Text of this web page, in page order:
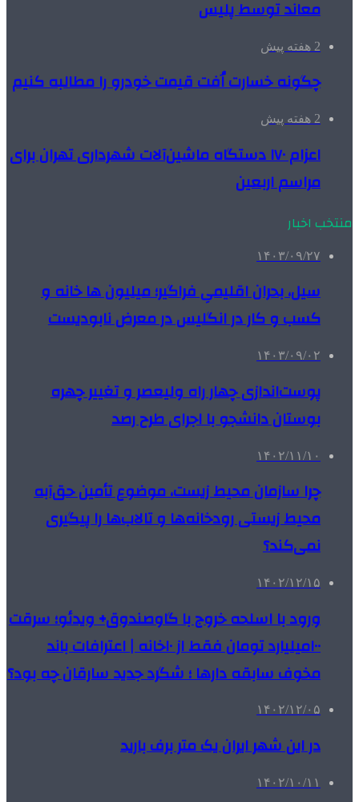
معاند توسط پلیس
2 هفته پیش
چگونه خسارت اُفت قیمت خودرو را مطالبه کنیم
2 هفته پیش
اعزام ۱۷۰ دستگاه ماشین‌آلات شهرداری تهران برای
مراسم اربعین
منتخب اخبار
۱۴۰۳/۰۹/۲۷
سیل، بحران اقلیمیِ فراگیر؛ میلیون ها خانه و
کسب و کار در انگلیس در معرض نابودیست
۱۴۰۳/۰۹/۰۲
پوست‌اندازی چهار راه ولیعصر و تغییر چهره
بوستان دانشجو با اجرای طرح رصد
۱۴۰۲/۱۱/۱۰
چرا سازمان محیط زیست، موضوع تأمین حق‌آبه
محیط زیستی رودخانه‌ها و تالاب‌ها را پیگیری
نمی‌کند؟
۱۴۰۲/۱۲/۱۵
ورود با اسلحه خروج با گاوصندوق+ ویدئو؛ سرقت
۱۰۰میلیارد تومان فقط از ۱۰خانه | اعترافات باند
مخوف سابقه دارها ؛ شگرد جدید سارقان چه بود؟
۱۴۰۲/۱۲/۰۵
در این شهر ایران یک متر برف بارید
۱۴۰۲/۱۰/۱۱